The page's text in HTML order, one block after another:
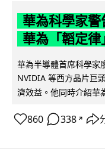
華為科學家
華為「韜定
華為半導體首席科學家
NVIDIA 等西方晶片巨
濟效益。他同時介紹華
860 338 ↗